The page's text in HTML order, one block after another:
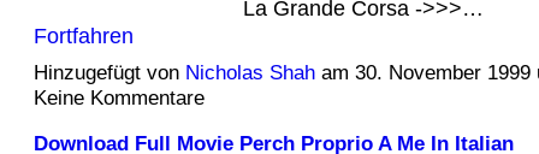
La Grande Corsa ->>>…
Fortfahren
Hinzugefügt von Nicholas Shaham 30. November
Keine Kommentare
Download Full Movie Perch Proprio A Me In Italian